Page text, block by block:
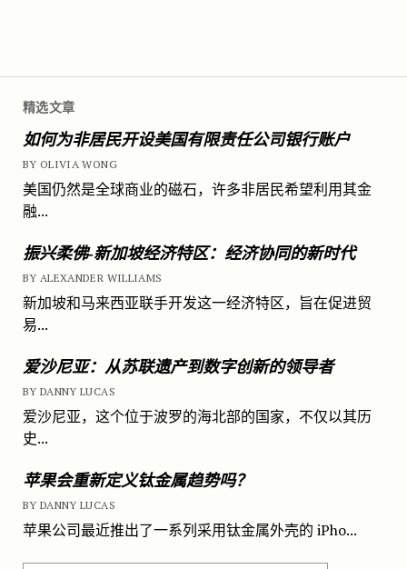
精选文章
如何为非居民开设美国有限责任公司银行账户
BY OLIVIA WONG
美国仍然是全球商业的磁石，许多非居民希望利用其金
融...
振兴柔佛-新加坡经济特区：经济协同的新时代
BY ALEXANDER WILLIAMS
新加坡和马来西亚联手开发这一经济特区，旨在促进贸
易...
爱沙尼亚：从苏联遗产到数字创新的领导者
BY DANNY LUCAS
爱沙尼亚，这个位于波罗的海北部的国家，不仅以其历
史...
苹果会重新定义钛金属趋势吗？
BY DANNY LUCAS
苹果公司最近推出了一系列采用钛金属外壳的 iPho...